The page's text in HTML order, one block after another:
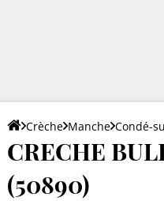
Crèche Manche Condé-
CRECHE
(50890)